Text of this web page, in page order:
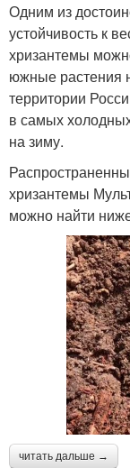
Одним из
устойчивость к
хризантемы
южные растения
территории
в самых
на зиму.
хризантемы
можно найти
читать дальше →